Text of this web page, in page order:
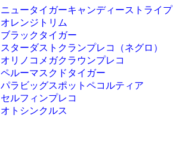
ニュータイガーキャンディーストライプ
オレンジトリム
ブラックタイガー
スターダストクランプレコ（ネグロ）
オリノコメガクラウンプレコ
ペルーマスクドタイガー
パラビッグスポットペコルティア
セルフィンプレコ
オトシンクルス